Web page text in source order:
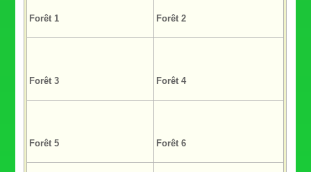
Forêt 1 Forêt 2
Forêt 3 Forêt 4
Forêt 5 Forêt 6